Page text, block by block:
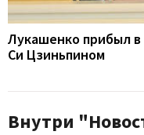
Лукашенко прибыл в
Си Цзиньпином
Внутри